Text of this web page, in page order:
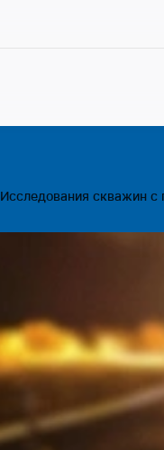
Исследования скважин с